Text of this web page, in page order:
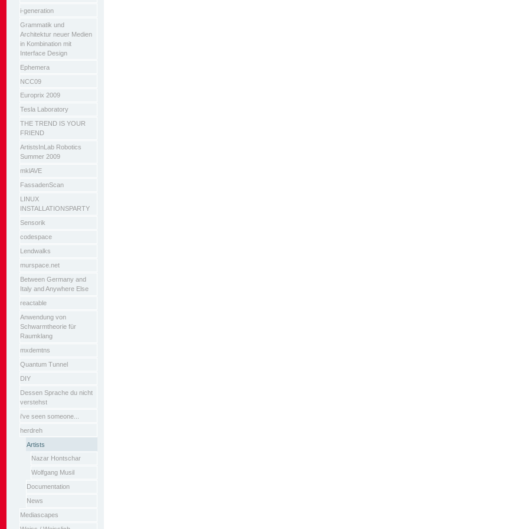
i-generation
Grammatik und
Architektur neuer Medien
in Kombination mit
Interface Design
Ephemera
NCC09
Europrix 2009
Tesla Laboratory
THE TREND IS YOUR
FRIEND
ArtistsInLab Robotics
Summer 2009
mklAVE
FassadenScan
LINUX
INSTALLATIONSPARTY
Sensorik
codespace
Lendwalks
murspace.net
Between Germany and
Italy and Anywhere Else
reactable
Anwendung von
Schwarmtheorie für
Raumklang
mxdemtns
Quantum Tunnel
DIY
Dessen Sprache du nicht
verstehst
i've seen someone...
herdreh
Artists
Nazar Hontschar
Wolfgang Musil
Documentation
News
Mediascapes